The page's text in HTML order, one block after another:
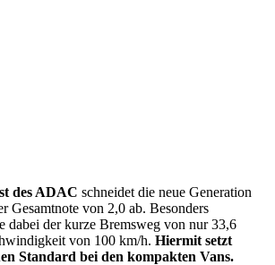
des ADAC schneidet die neue Generation
Gesamtnote von 2,0 ab. Besonders
dabei der kurze Bremsweg von nur 33,6
von 100 km/h. Hiermit setzt
Standard bei den kompakten Vans.